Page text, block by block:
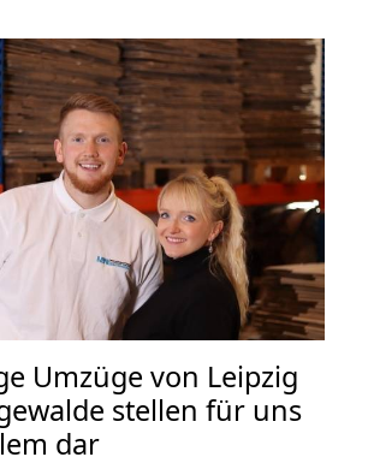
Umzüge von Leipzig
stellen für uns
dar